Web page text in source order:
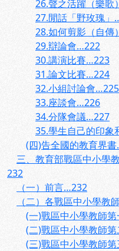
26.聲之活躍（樂歌
27.閒話「野玫瑰」
28.如何剪影（自傳
29.辯論會…222
30.講演比賽…223
31.論文比賽…224
32.小組討論會…225
33.座談會…226
34.分隊會議…227
35.學生自己的印
(四)告全國的教育界
三、教育部戰區中小
232
（一）前言…232
（二）各戰區中小學
(一)戰區中小學教師
(二)戰區中小學教師
(三)戰區中小學教師